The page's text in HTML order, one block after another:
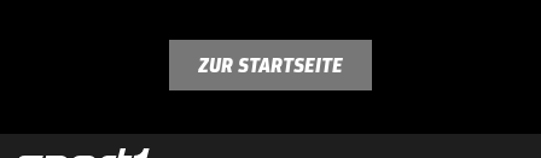
ZUR STARTSEITE